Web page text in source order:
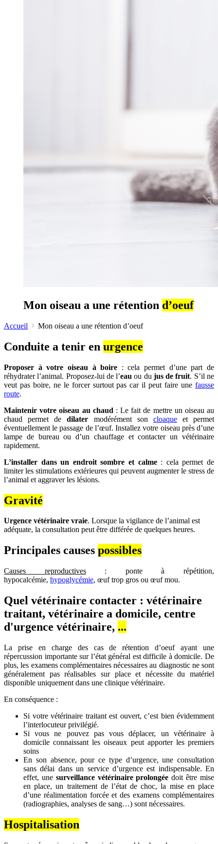
Mon oiseau a une rétention d’oeuf
Accueil Mon oiseau a une rétention d’oeuf
Conduite a tenir en urgence
Proposer à votre oiseau à boire : cela permet d’une part de
réhydrater l’animal. Proposez-lui de l’eau ou du jus de fruit. S’il ne
veut pas boire, ne le forcer surtout pas car il peut faire une fausse
route.
Maintenir votre oiseau au chaud : Le fait de mettre un oiseau au
chaud permet dedilater modérément son cloaqueet permet
éventuellement le passage de l’œuf. Installez votre oiseau près d’une
lampe de bureau ou d’un chauffage et contacter un vétérinaire
rapidement.
L’installer dans un endroit sombre et calme: cela permet de
limiter les stimulations extérieures qui peuvent augmenter le stress de
l’animal et aggraver les lésions.
Gravité
Urgence vétérinaire vraie. Lorsque la vigilance de l’animal est
adéquate, la consultation peut être différée de quelques heures.
Principales causes possibles
Causes reproductives: ponte à répétition,
hypocalcémie, hypoglycémie, œuf trop gros ou œuf mou.
Quel vétérinaire contacter : vétérinaire
traitant, vétérinaire a domicile, centre
d'urgence vétérinaire, ...
La prise en charge des cas de rétention d’oeuf ayant une
répercussion importante sur l’état général est difficile à domicile. De
plus, les examens complémentaires nécessaires au diagnostic ne sont
généralement pas réalisables sur place et nécessite du matériel
disponible uniquement dans une clinique vétérinaire.
En conséquence :
Si votre vétérinaire traitant est ouvert, c’est bien évidemment
l’interlocuteur privilégié.
Si vous ne pouvez pas vous déplacer, un vétérinaire à
domicile connaissant les oiseaux peut apporter les premiers
soins
En son absence, pour ce type d’urgence, une consultation
sans délai dans un service d’urgence est indispensable. En
effet, une surveillance vétérinaire prolongée doit être mise
en place, un traitement de l’état de choc, la mise en place
d’une réalimentation forcée et des examens complémentaires
(radiographies, analyses de sang…) sont nécessaires.
Hospitalisation